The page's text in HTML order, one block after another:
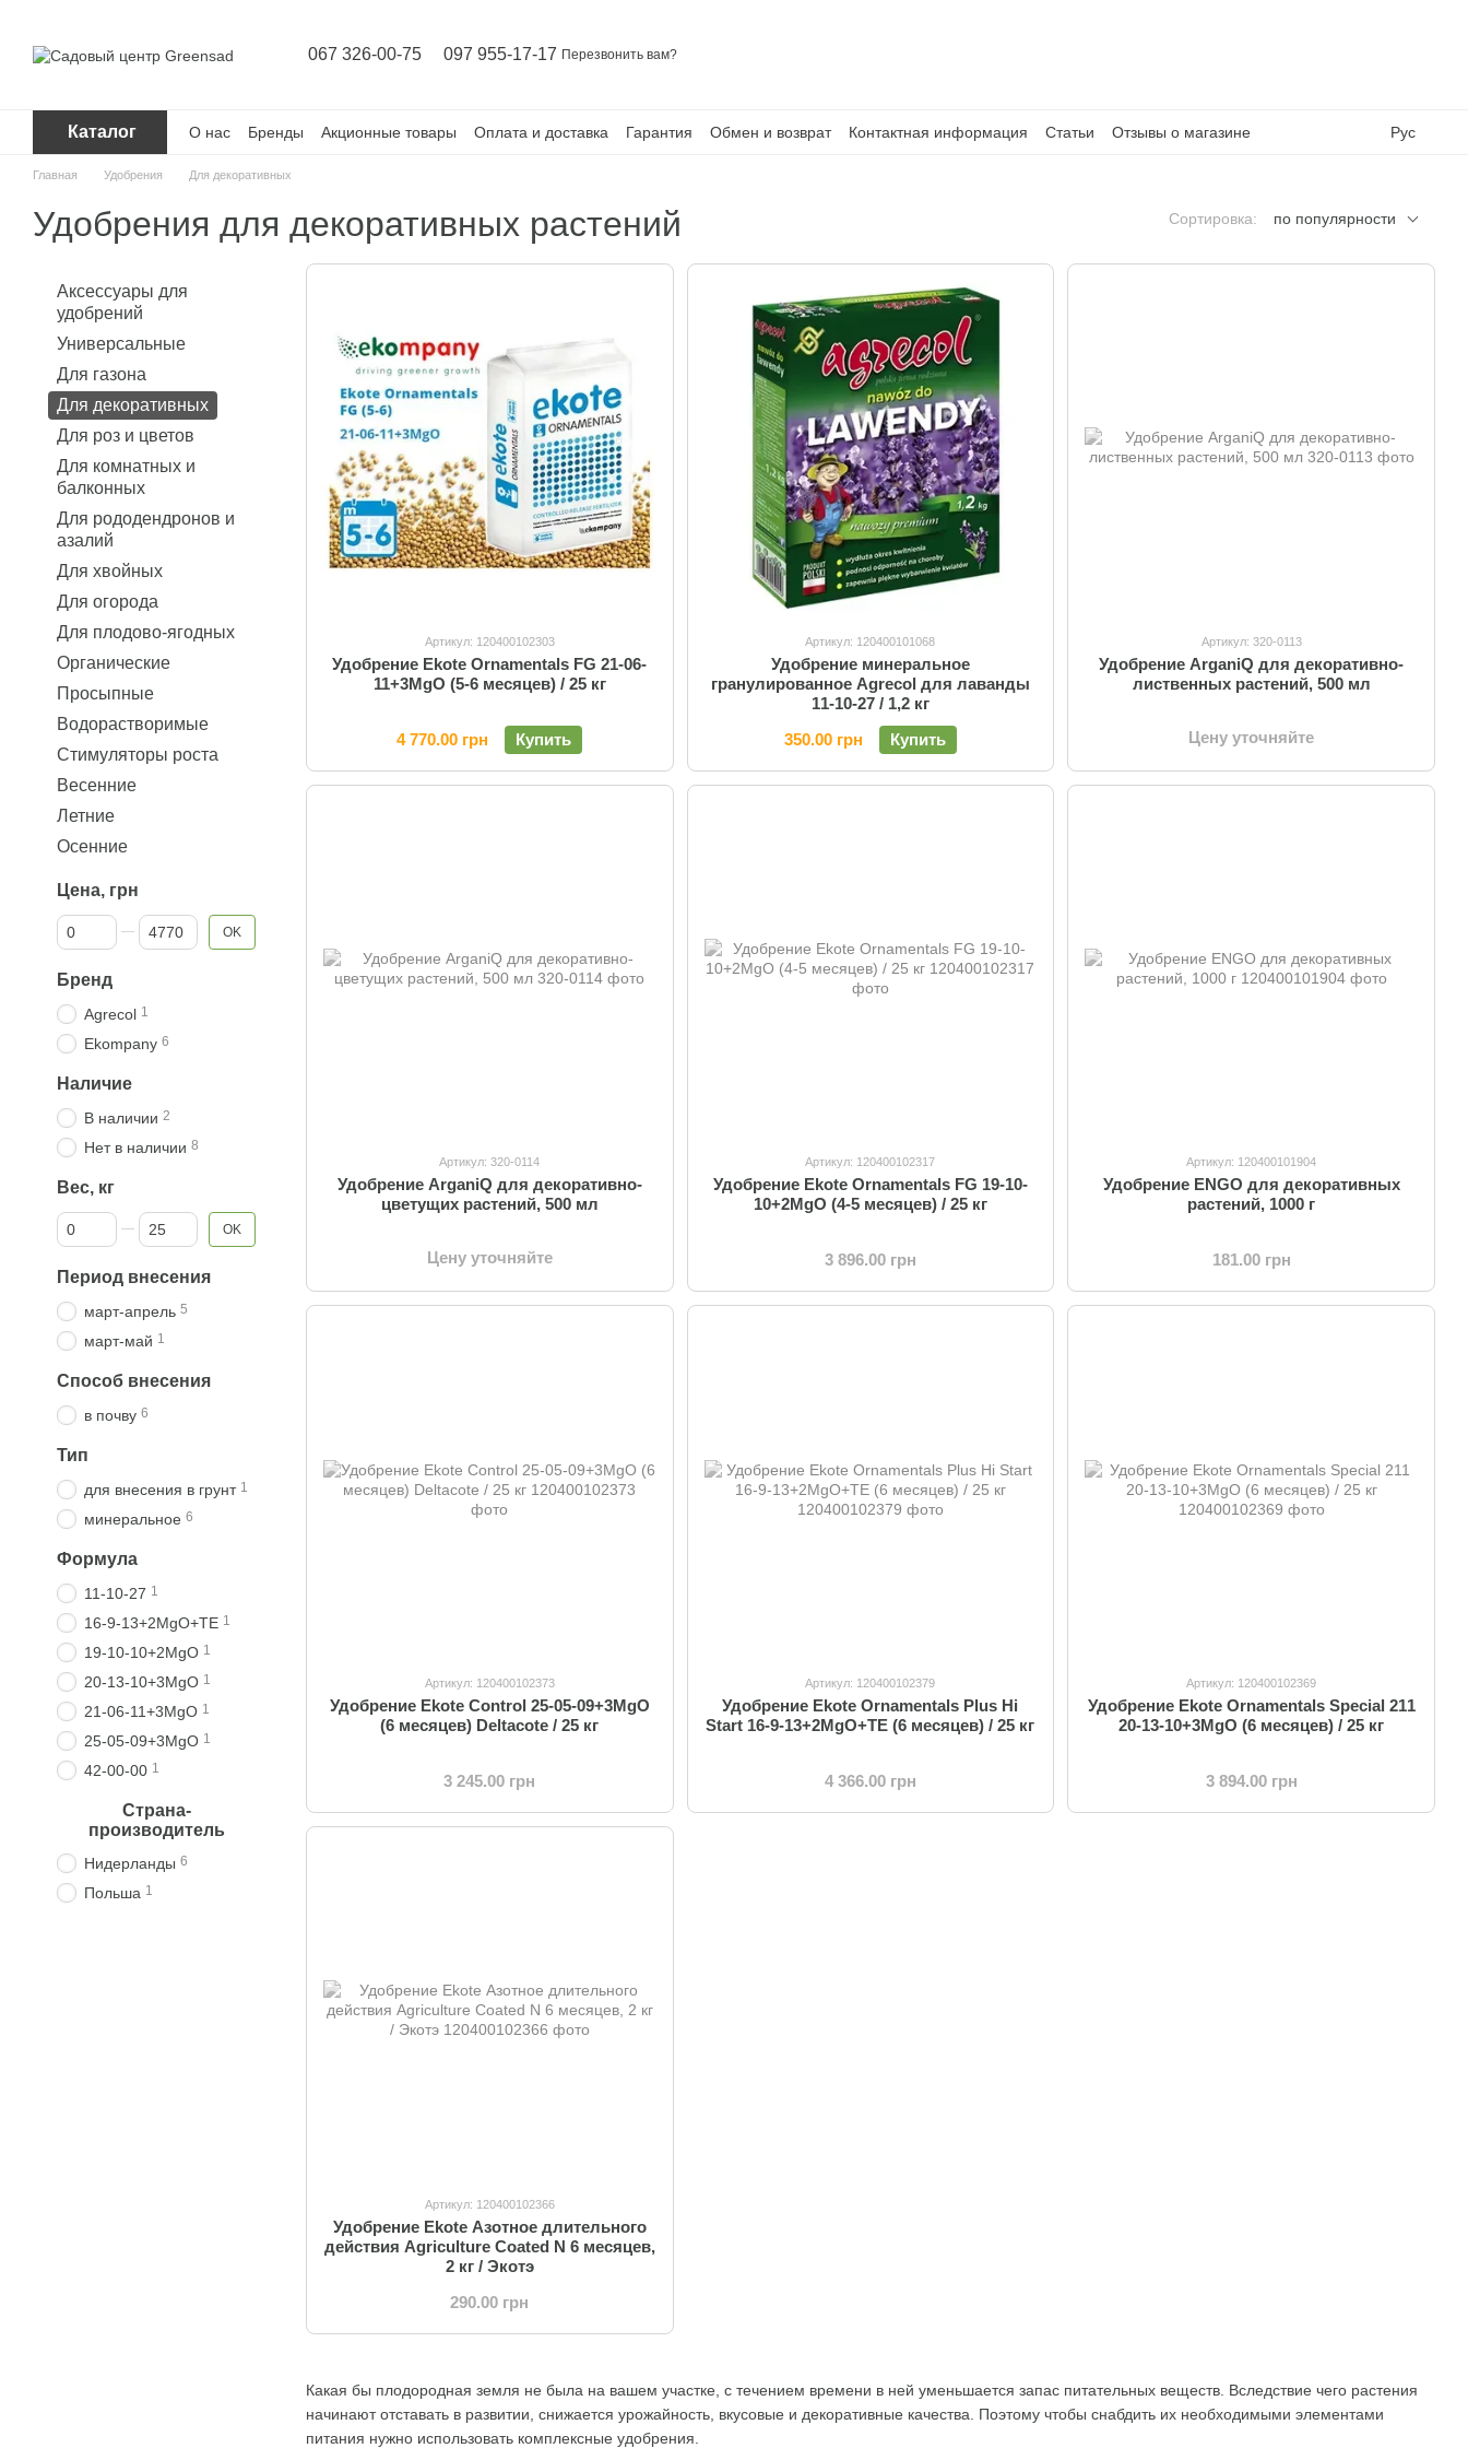
067 326-00-75 097 955-17-17 Перезвонить вам?
Каталог О нас Бренды Акционные товары Оплата и доставка Гарантия Обмен и возврат Контактная информация Статьи Отзывы о магазине Рус
Главная Удобрения Для декоративных
Удобрения для декоративных растений Сортировка: по популярности
Какая бы плодородная земля не была на вашем участке, с течением времени в ней уменьшается запас питательных веществ. Вследствие чего растения
начинают отставать в развитии, снижается урожайность, вкусовые и декоративные качества. Поэтому чтобы снабдить их необходимыми элементами
питания нужно использовать комплексные удобрения.
Артикул: 120400102303
Удобрение Ekote Ornamentals FG 21-06-
11+3MgO (5-6 месяцев) / 25 кг
4 770.00 грн Купить
Артикул: 120400101068
Удобрение минеральное
гранулированное Agrecol для лаванды
11-10-27 / 1,2 кг
350.00 грн
Купить
Артикул: 320-0113
Удобрение ArganiQ для декоративно-
лиственных растений, 500 мл
Цену уточняйте
Артикул: 320-0114
Удобрение ArganiQ для декоративно-
цветущих растений, 500 мл
Цену уточняйте
Артикул: 120400102317
Удобрение Ekote Ornamentals FG 19-10-
10+2MgO (4-5 месяцев) / 25 кг
3 896.00 грн
Артикул: 120400101904
Удобрение ENGO для декоративных
растений, 1000 г
181.00 грн
Артикул: 120400102373
Удобрение Ekote Control 25-05-09+3MgO
(6 месяцев) Deltacote / 25 кг
3 245.00 грн
Артикул: 120400102379
Удобрение Ekote Ornamentals Plus Hi
Start 16-9-13+2MgO+TE (6 месяцев) / 25 кг
4 366.00 грн
Артикул: 120400102369
Удобрение Ekote Ornamentals Special 211
20-13-10+3MgO (6 месяцев) / 25 кг
3 894.00 грн
Артикул: 120400102366
Удобрение Ekote Азотное длительного
действия Agriculture Coated N 6 месяцев,
2 кг / Экотэ
290.00 грн
Аксессуары для
удобрений
Универсальные
Для газона
Для декоративных
Для роз и цветов
Для комнатных и
балконных
Для рододендронов и
азалий
Для хвойных
Для огорода
Для плодово-ягодных
Органические
Просыпные
Водорастворимые
Стимуляторы роста
Весенние
Летние
Осенние
Цена, грн
От Цена, грн
До Цена, грн OK
Бренд
Agrecol 1
Ekompany 6
Наличие
В наличии 2
Нет в наличии 8
Вес, кг
От Вес, кг
До Вес, кг OK
Период внесения
март-апрель 5
март-май 1
Способ внесения
в почву 6
Тип
для внесения в грунт 1
минеральное 6
Формула
11-10-27 1
16-9-13+2MgO+TE 1
19-10-10+2MgO 1
20-13-10+3MgO 1
21-06-11+3MgO 1
25-05-09+3MgO 1
42-00-00 1
Страна-
производитель
Нидерланды 6
Польша 1